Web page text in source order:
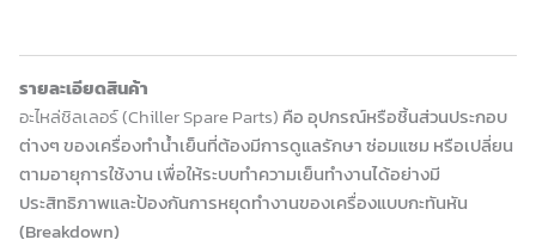
รายละเอียดสินค้า
อะไหล่ชิลเลอร์ (Chiller Spare Parts) คือ อุปกรณ์หรือชิ้นส่วนประกอบ
ต่างๆ ของเครื่องทำน้ำเย็นที่ต้องมีการดูแลรักษา ซ่อมแซม หรือเปลี่ยน
ตามอายุการใช้งาน เพื่อให้ระบบทำความเย็นทำงานได้อย่างมี
ประสิทธิภาพและป้องกันการหยุดทำงานของเครื่องแบบกะทันหัน
(Breakdown)